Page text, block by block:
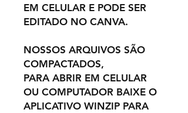
EM CELULAR E PODE SER
EDITADO NO CANVA.
NOSSOS ARQUIVOS SÃO
COMPACTADOS,
PARA ABRIR EM CELULAR
OU COMPUTADOR BAIXE O
APLICATIVO WINZIP PARA